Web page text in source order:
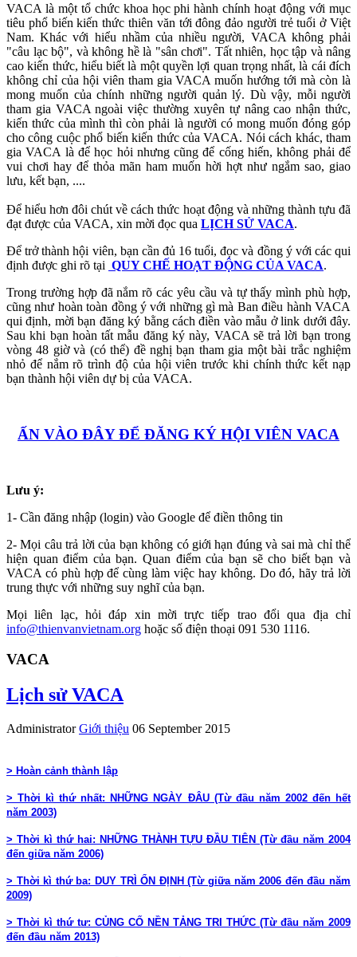
VACA là một tổ chức khoa học phi hành chính hoạt động với mục
tiêu phổ biến kiến thức thiên văn tới đông đảo người trẻ tuổi ở Việt
Nam. Khác với hiểu nhầm của nhiều người, VACA không phải
"câu lạc bộ", và không hề là "sân chơi". Tất nhiên, học tập và nâng
cao kiến thức, hiểu biết là một quyền lợi quan trọng nhất, là cái đích
không chỉ của hội viên tham gia VACA muốn hướng tới mà còn là
mong muốn của chính những người quản lý. Dù vậy, mỗi người
tham gia VACA ngoài việc thường xuyên tự nâng cao nhận thức,
kiến thức của mình thì còn phải là người có mong muốn đóng góp
cho công cuộc phổ biến kiến thức của VACA. Nói cách khác, tham
gia VACA là để học hỏi nhưng cũng để cống hiến, không phải để
vui chơi hay để thỏa mãn ham muốn hời hợt như ngắm sao, giao
lưu, kết bạn, ....
Để hiểu hơn đôi chút về cách thức hoạt động và những thành tựu đã
đạt được của VACA, xin mời đọc qua LỊCH SỬ VACA.
Để trở thành hội viên, bạn cần đủ 16 tuổi, đọc và đồng ý với các qui
định được ghi rõ tại QUY CHẾ HOẠT ĐỘNG CỦA VACA.
Trong trường hợp đã nắm rõ các yêu cầu và tự thấy mình phù hợp,
cũng như hoàn toàn đồng ý với những gì mà Ban điều hành VACA
qui định, mời bạn đăng ký bằng cách điền vào mẫu ở link dưới đây.
Sau khi bạn hoàn tất mẫu đăng ký này, VACA sẽ trả lời bạn trong
vòng 48 giờ và (có thể) đề nghị bạn tham gia một bài trắc nghiệm
nhỏ để nắm rõ trình độ của hội viên trước khi chính thức kết nạp
bạn thành hội viên dự bị của VACA.
ẤN VÀO ĐÂY ĐỂ ĐĂNG KÝ HỘI VIÊN VACA
Lưu ý:
1- Cần đăng nhập (login) vào Google để điền thông tin
2- Mọi câu trả lời của bạn không có giới hạn đúng và sai mà chỉ thể
hiện quan điểm của bạn. Quan điểm của bạn sẽ cho biết bạn và
VACA có phù hợp để cùng làm việc hay không. Do đó, hãy trả lời
trung thực với những suy nghĩ của bạn.
Mọi liên lạc, hỏi đáp xin mời trực tiếp trao đổi qua địa chỉ
info@thienvanvietnam.org hoặc số điện thoại 091 530 1116.
VACA
Lịch sử VACA
Administrator Giới thiệu 06 September 2015
> Hoàn cảnh thành lập
> Thời kì thứ nhất: NHỮNG NGÀY ĐÂU (Từ đầu năm 2002 đến hết
năm 2003)
> Thời kì thứ hai: NHỮNG THÀNH TỰU ĐẦU TIÊN (Từ đầu năm 2004
đến giữa năm 2006)
> Thời kì thứ ba: DUY TRÌ ỔN ĐỊNH (Từ giữa năm 2006 đến đầu năm
2009)
> Thời kì thứ tư: CỦNG CỐ NỀN TẢNG TRI THỨC (Từ đầu năm 2009
đến đầu năm 2013)